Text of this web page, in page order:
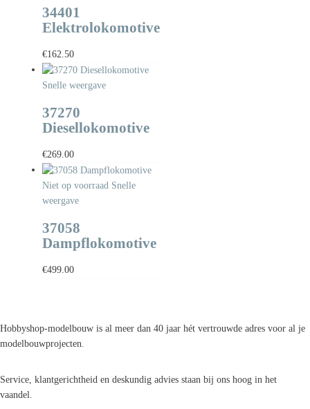
34401
Elektrolokomotive
€162.50
Snelle weergave
37270
Diesellokomotive
€269.00
Niet op voorraad Snelle
weergave
37058
Dampflokomotive
€499.00
Hobbyshop-modelbouw is al meer dan 40 jaar hét vertrouwde adres voor al je
modelbouwprojecten.
Service, klantgerichtheid en deskundig advies staan bij ons hoog in het
vaandel.